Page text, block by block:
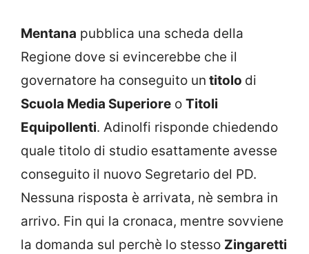
Mentana pubblica una scheda della
Regione dove si evincerebbe che il
governatore ha conseguito un titolo di
Scuola Media Superiore o Titoli
Equipollenti. Adinolfi risponde chiedendo
quale titolo di studio esattamente avesse
conseguito il nuovo Segretario del PD.
Nessuna risposta è arrivata, nè sembra in
arrivo. Fin qui la cronaca, mentre sovviene
la domanda sul perchè lo stesso Zingaretti